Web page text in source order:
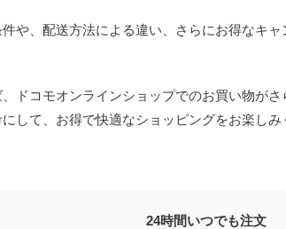
や、配送方法による違い、さらにお得なキ
ドコモオンラインショップでのお買い物が
して、お得で快適なショッピングをお楽しみ
24時間いつでも注文